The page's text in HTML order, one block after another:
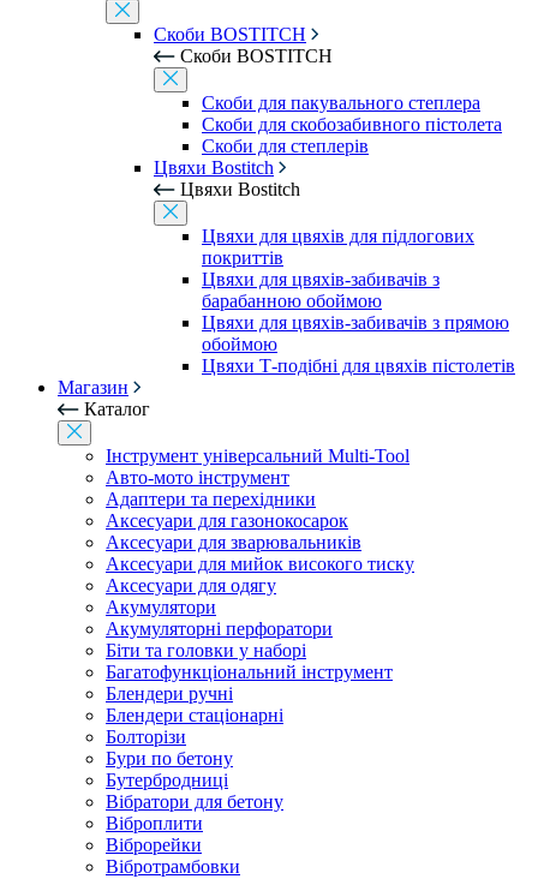
Скоби BOSTITCH
Скоби BOSTITCH
Скоби для пакувального степлера
Скоби для скобозабивного пістолета
Скоби для степлерів
Цвяхи Bostitch
Цвяхи Bostitch
Цвяхи для цвяхів для підлогових
покриттів
Цвяхи для цвяхів-забивачів з
барабанною обоймою
Цвяхи для цвяхів-забивачів з прямою
обоймою
Цвяхи Т-подібні для цвяхів пістолетів
Магазин
Каталог
Інструмент універсальний Multi-Tool
Авто-мото інструмент
Адаптери та перехідники
Аксесуари для газонокосарок
Аксесуари для зварювальників
Аксесуари для мийок високого тиску
Аксесуари для одягу
Акумулятори
Акумуляторні перфоратори
Біти та головки у наборі
Багатофункціональний інструмент
Блендери ручні
Блендери стаціонарні
Болторізи
Бури по бетону
Бутербродниці
Вібратори для бетону
Віброплити
Віброрейки
Вібротрамбовки